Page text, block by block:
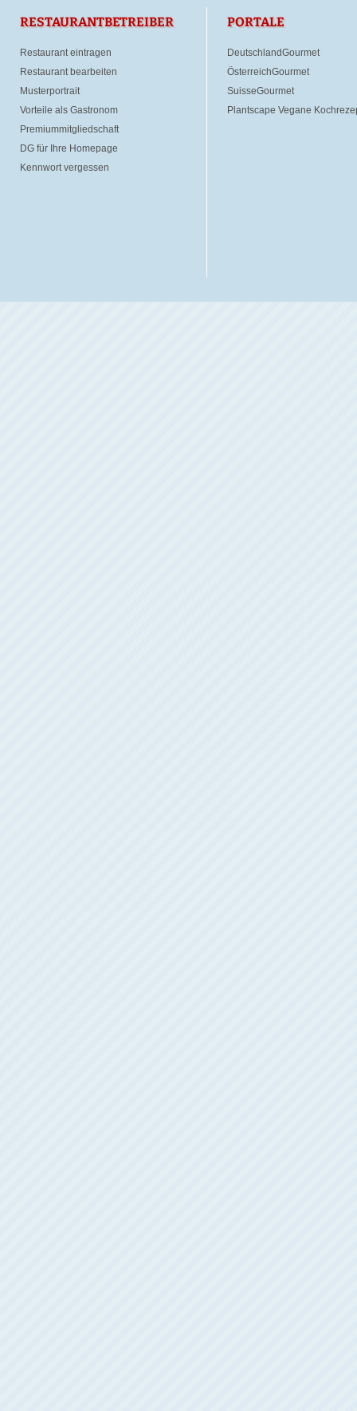
RESTAURANTBETREIBER
Restaurant eintragen
Restaurant bearbeiten
Musterportrait
Vorteile als Gastronom
Premiummitgliedschaft
DG für Ihre Homepage
Kennwort vergessen
PORTALE
DeutschlandGourmet
ÖsterreichGourmet
SuisseGourmet
Plantscape Vegane